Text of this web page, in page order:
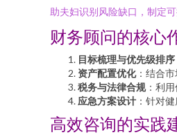
助夫妇识别风险缺口，制定可
财务顾问的核心
目标梳理与优先级排序
资产配置优化：结合
税务与法律合规：利用
应急方案设计 ：针对
高效咨询的实践